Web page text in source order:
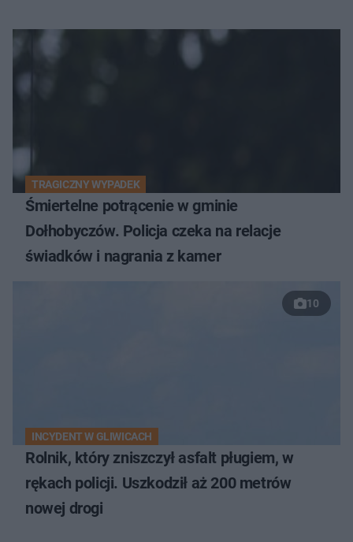
TRAGICZNY WYPADEK
Śmiertelne potrącenie w gminie
Dołhobyczów. Policja czeka na relacje
świadków i nagrania z kamer
10
INCYDENT W GLIWICACH
Rolnik, który zniszczył asfalt pługiem, w
rękach policji. Uszkodził aż 200 metrów
nowej drogi